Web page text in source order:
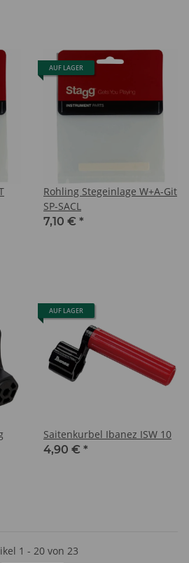
AUF LAGER
Rohling Stegeinlage W+A-Git
SP-SACL
7,10 € *
AUF LAGER
Saitenkurbel Ibanez ISW 10
4,90 € *
1 - 20 von 23